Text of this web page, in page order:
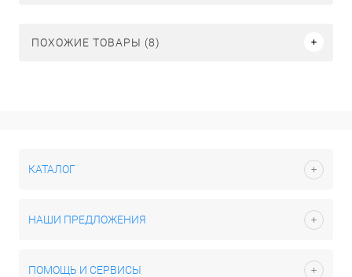
ПОХОЖИЕ ТОВАРЫ (8)
КАТАЛОГ
НАШИ ПРЕДЛОЖЕНИЯ
ПОМОЩЬ И СЕРВИСЫ